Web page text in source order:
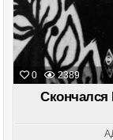
0 2389
Скончался